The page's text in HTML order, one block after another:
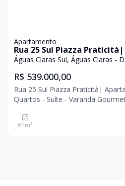
Apartamento
Rua 25 Sul Piazza
de 2 Quartos - Suíte -
Águas Claras Sul, Águas Claras -
R$ 539.000,00
Rua 25 Sul Piazza Praticità|
Quartos - Suíte - Varanda
Claras, com conforto,
precisa a poucos passos de casa. Se você procura
61 m²